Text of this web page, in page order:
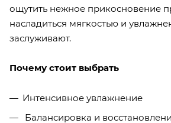
ощутить нежное прикосновение
насладиться мягкостью и
заслуживают.
Почему стоит выбрать
Интенсивное увлажнение
Балансировка и